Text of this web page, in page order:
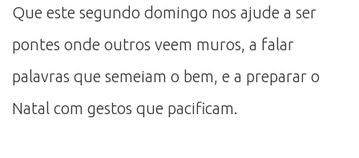
Que este segundo domingo nos ajude a ser
pontes onde outros veem muros, a falar
palavras que semeiam o bem, e a preparar o
Natal com gestos que pacificam.